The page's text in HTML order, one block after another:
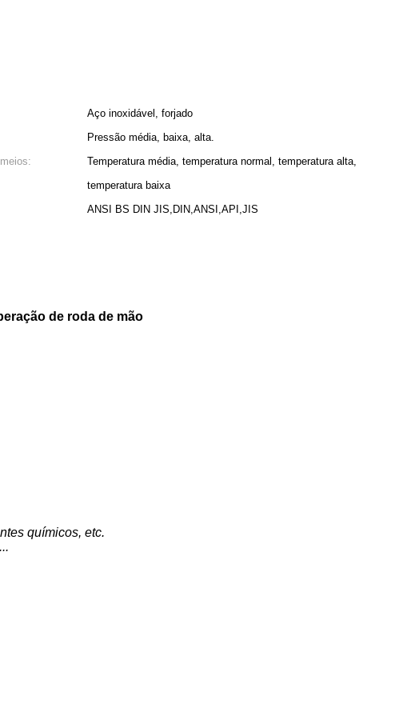
Aço inoxidável, forjado
Pressão média, baixa, alta.
Temperatura média, temperatura normal, temperatura alta,
temperatura baixa
ANSI BS DIN JIS,DIN,ANSI,API,JIS
de roda de mão
químicos, etc.